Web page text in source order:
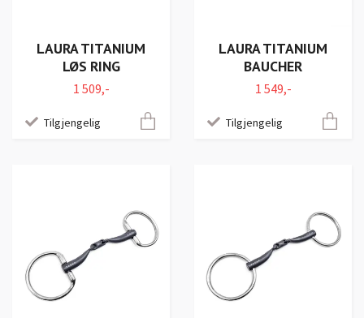
LAURA TITANIUM
LØS RING
1 509,-
Tilgjengelig
LAURA TITANIUM
BAUCHER
1 549,-
Tilgjengelig